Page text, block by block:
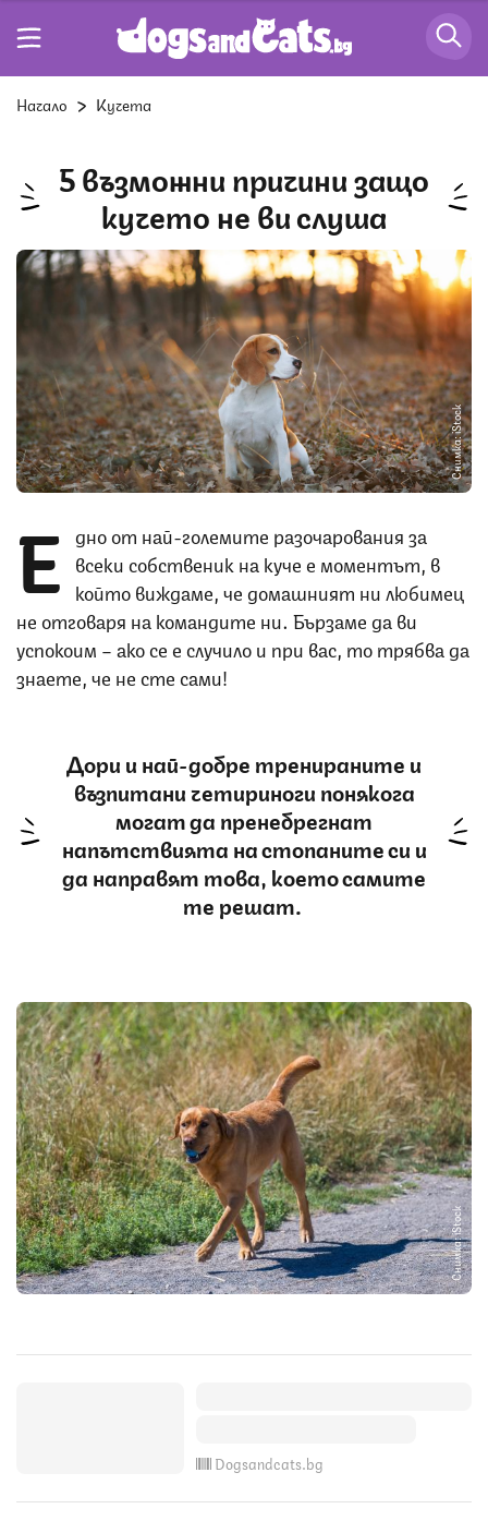
Начало Кучета
5 възможни причини защо
кучето не ви слуша
Снимка: iStock
Е дно от най-големите разочарования за
всеки собственик на куче е моментът, в
който виждаме, че домашният ни любимец
не отговаря на командите ни. Бързаме да ви
успокоим – ако се е случило и при вас, то трябва да
знаете, че не сте сами!
Дори и най-добре тренираните и
възпитани четириноги понякога
могат да пренебрегнат
напътствията на стопаните си и
да направят това, което самите
те решат.
Снимка: iStock
Dogsandcats.bg